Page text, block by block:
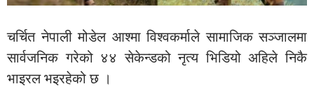
चर्चित नेपाली मोडेल आश्मा विश्वकर्माले सामाजिक सञ्जालमा
सार्वजनिक गरेको ४४ सेकेन्डको नृत्य भिडियो अहिले निकै
भाइरल भइरहेको छ ।